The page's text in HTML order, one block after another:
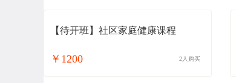
【待开班】社区家庭健康课程
￥1200 2人购买